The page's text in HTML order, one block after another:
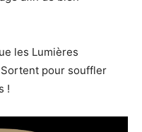
les Lumières
pour souffler
!